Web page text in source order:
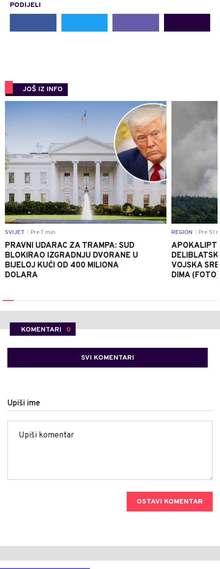
PODIJELI
JOŠ IZ INFO
0
SVIJET Pre 7 min
PRAVNI UDARAC ZA TRAMPA: SUD
BLOKIRAO IZGRADNJU DVORANE U
BIJELOJ KUĆI OD 400 MILIONA
DOLARA
REGION Pre 51
VOJSKA
DIMA (FOTO)
KOMENTARI 0
SVI KOMENTARI
Upiši ime
OSTAVI KOMENTAR